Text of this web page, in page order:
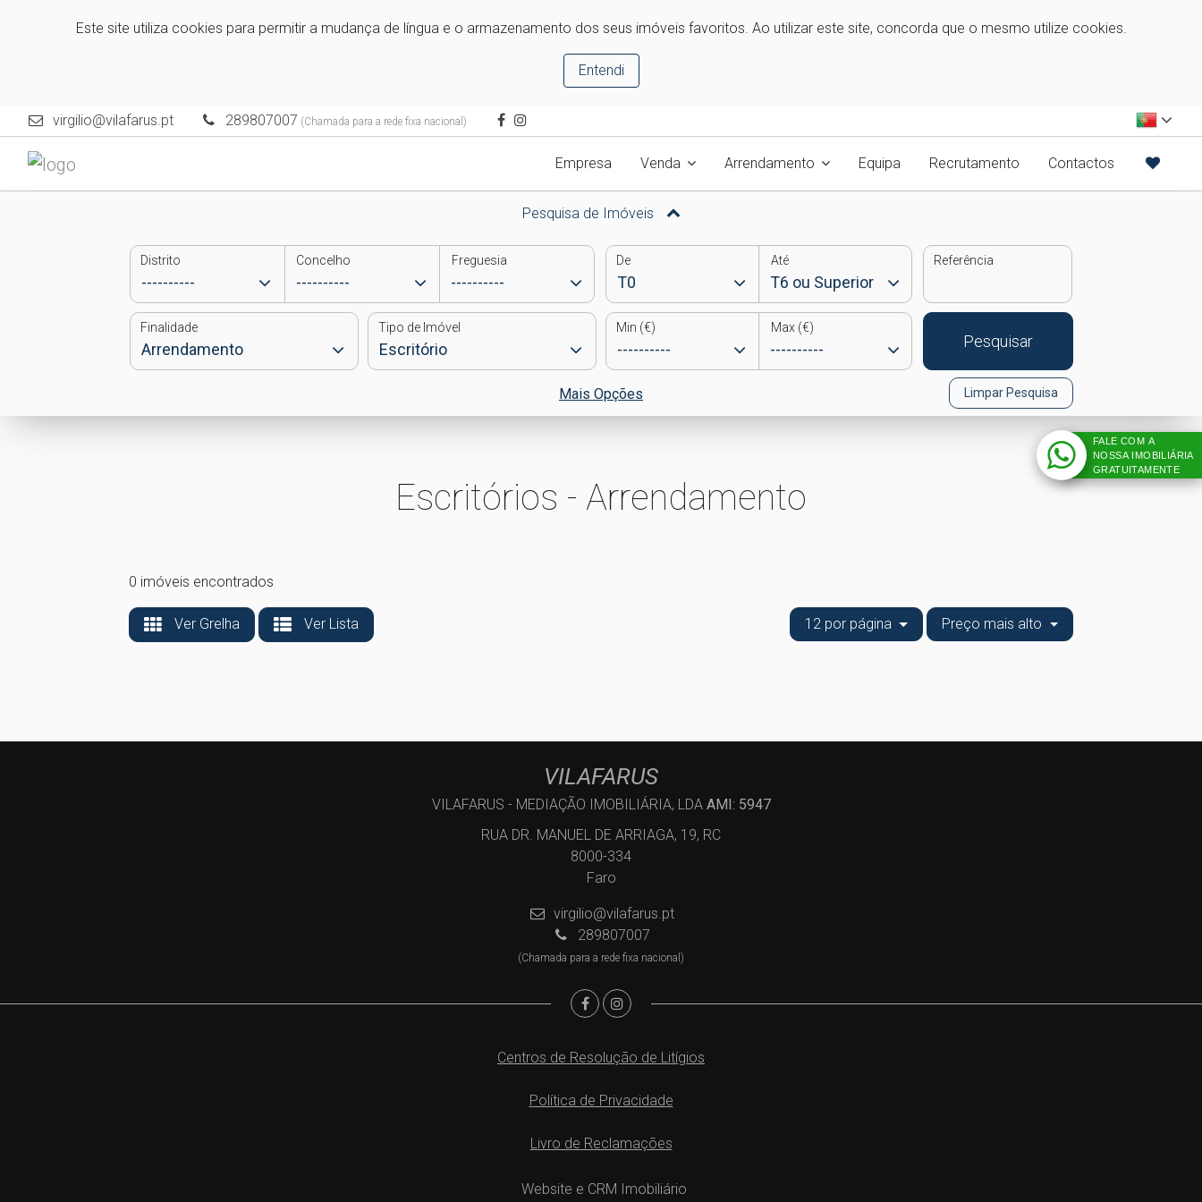
Este site utiliza cookies para permitir a mudança de língua e o armazenamento dos seus imóveis favoritos. Ao utilizar este site, concorda que o mesmo utilize cookies.
Entendi
virgilio@vilafarus.pt 289807007 (Chamada para a rede fixa nacional)
Empresa Venda Arrendamento Equipa Recrutamento Contactos
Pesquisa de Imóveis
Distrito Concelho Freguesia De Até Referência
Finalidade Tipo de Imóvel Min (€) Max (€)
Pesquisar
Mais Opções Limpar Pesquisa
Escritórios - Arrendamento
0 imóveis encontrados
Ver Grelha Ver Lista 12 por página Preço mais alto
VILAFARUS
VILAFARUS - MEDIAÇÃO IMOBILIÁRIA, LDA AMI: 5947
RUA DR. MANUEL DE ARRIAGA, 19, RC
8000-334
Faro
virgilio@vilafarus.pt
289807007
(Chamada para a rede fixa nacional)
Centros de Resolução de Litígios
Política de Privacidade
Livro de Reclamações
Website e CRM Imobiliário
FALE COM A
NOSSA IMOBILIÁRIA
GRATUITAMENTE